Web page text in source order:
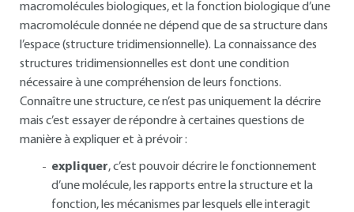
macromolécules biologiques, et la fonction biologique d’une
macromolécule donnée ne dépend que de sa structure dans
l’espace (structure tridimensionnelle). La connaissance des
structures tridimensionnelles est dont une condition
nécessaire à une compréhension de leurs fonctions.
Connaître une structure, ce n’est pas uniquement la décrire
mais c’est essayer de répondre à certaines questions de
manière à expliquer et à prévoir :
expliquer, c’est pouvoir décrire le fonctionnement
d’une molécule, les rapports entre la structure et la
fonction, les mécanismes par lesquels elle interagit